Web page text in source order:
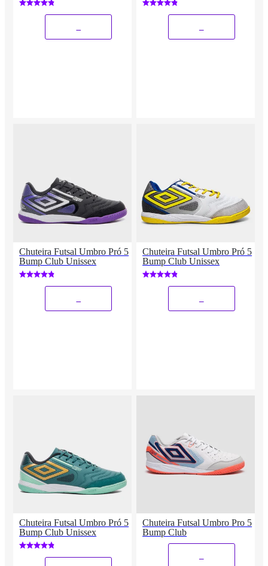
Chuteira Futsal Umbro Pró 5
Bump Club Unissex
Chuteira Futsal Umbro Pró 5
Bump Club Unissex
Chuteira Futsal Umbro Pró 5
Bump Club Unissex
Chuteira Futsal Umbro Pro 5
Bump Club